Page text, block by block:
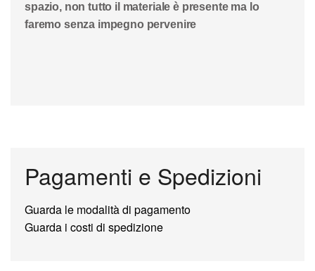
spazio, non tutto il materiale è presente ma lo
faremo senza impegno pervenire
Pagamenti e Spedizioni
Guarda le modalità di pagamento
Guarda i costi di spedizione